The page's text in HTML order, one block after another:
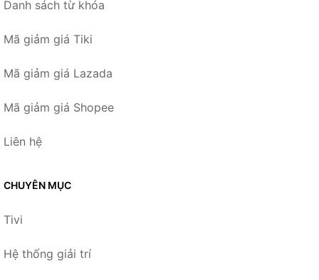
Danh sách từ khóa
Mã giảm giá Tiki
Mã giảm giá Lazada
Mã giảm giá Shopee
Liên hệ
CHUYÊN MỤC
Tivi
Hệ thống giải trí